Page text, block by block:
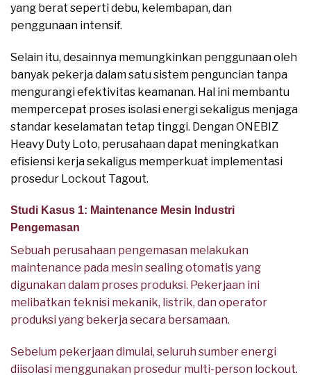
yang berat seperti debu, kelembapan, dan
penggunaan intensif.
Selain itu, desainnya memungkinkan penggunaan oleh
banyak pekerja dalam satu sistem penguncian tanpa
mengurangi efektivitas keamanan. Hal ini membantu
mempercepat proses isolasi energi sekaligus menjaga
standar keselamatan tetap tinggi. Dengan ONEBIZ
Heavy Duty Loto, perusahaan dapat meningkatkan
efisiensi kerja sekaligus memperkuat implementasi
prosedur Lockout Tagout.
Studi Kasus 1: Maintenance Mesin Industri
Pengemasan
Sebuah perusahaan pengemasan melakukan
maintenance pada mesin sealing otomatis yang
digunakan dalam proses produksi. Pekerjaan ini
melibatkan teknisi mekanik, listrik, dan operator
produksi yang bekerja secara bersamaan.
Sebelum pekerjaan dimulai, seluruh sumber energi
diisolasi menggunakan prosedur multi-person lockout.